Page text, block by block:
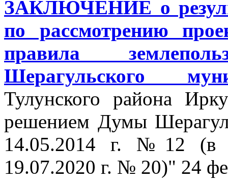
ЗАКЛЮЧЕНИЕ о
по рассмотрению
правила
Шерагульского
Тулунского района
решением Думы
14.05.2014 г. №12 (в
19.07.2020 г. № 20)" 24